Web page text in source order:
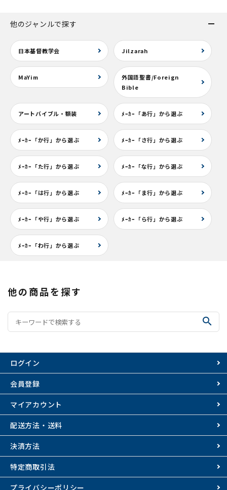
他のジャンルで探す
日本基督教学会 Jilzarah
MaYim
外国語聖書/Foreign
Bible
アートバイブル・額装 ﾒｰｶｰ「あ行」から選ぶ
ﾒｰｶｰ「か行」から選ぶ ﾒｰｶｰ「さ行」から選ぶ
ﾒｰｶｰ「た行」から選ぶ ﾒｰｶｰ「な行」から選ぶ
ﾒｰｶｰ「は行」から選ぶ ﾒｰｶｰ「ま行」から選ぶ
ﾒｰｶｰ「や行」から選ぶ ﾒｰｶｰ「ら行」から選ぶ
ﾒｰｶｰ「わ行」から選ぶ
他の商品を探す
search
ログイン
会員登録
マイアカウント
配送方法・送料
決済方法
特定商取引法
プライバシーポリシー